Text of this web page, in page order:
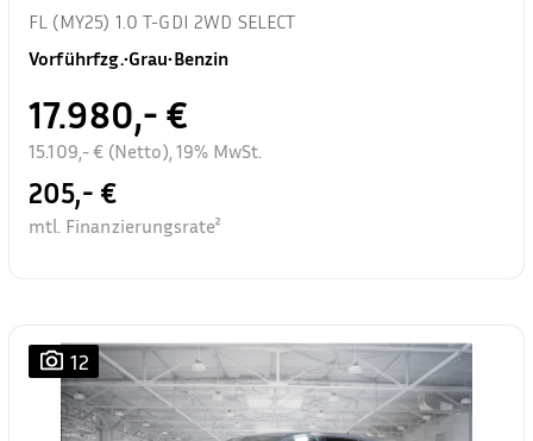
FL (MY25) 1.0 T-GDI 2WD SELECT
Vorführfzg.•Grau•Benzin
17.980,- €
15.109,- € (Netto), 19% MwSt.
205,- €
mtl. Finanzierungsrate²
12